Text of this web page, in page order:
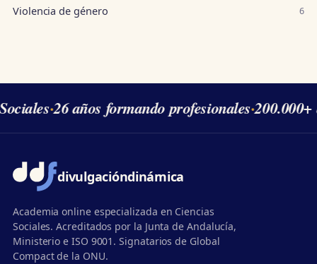
Violencia de género 6
·26 años formando profesionales·200.000+
divulgacióndinámica
Academia online especializada en Ciencias
Sociales. Acreditados por la Junta de Andalucía,
Ministerio e ISO 9001. Signatarios de Global
Compact de la ONU.